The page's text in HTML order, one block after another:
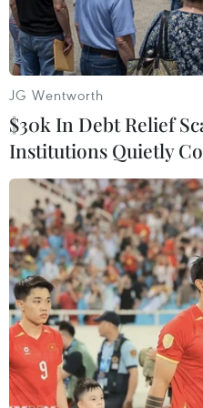
Vụ nổ kèm hỏa hoạn xảy ra
chất và dược
Ngày 30/6, giới chức
thiệt mạng trong vụ nổ
cùng ngày tại một nhà
phẩm ở bang
đã tăng lên ít nhất 12
JG Wentworth
$30k In Debt Relief
Institutions Quietly